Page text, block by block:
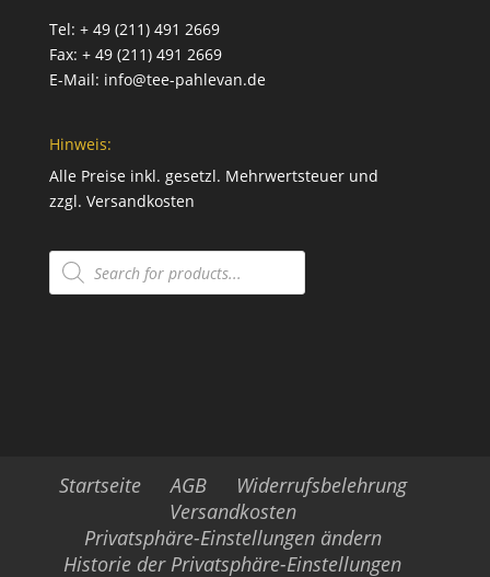
Tel: + 49 (211) 491 2669
Fax: + 49 (211) 491 2669
E-Mail: info@tee-pahlevan.de
Hinweis:
Alle Preise inkl. gesetzl. Mehrwertsteuer und
zzgl. Versandkosten
Products
search
Startseite AGB
Widerrufsbelehrung
Versandkosten
Privatsphäre-Einstellungen ändern
Historie der Privatsphäre-Einstellungen